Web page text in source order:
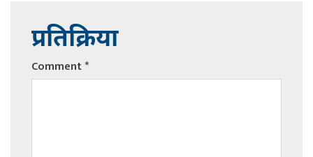
प्रतिक्रिया
Comment*